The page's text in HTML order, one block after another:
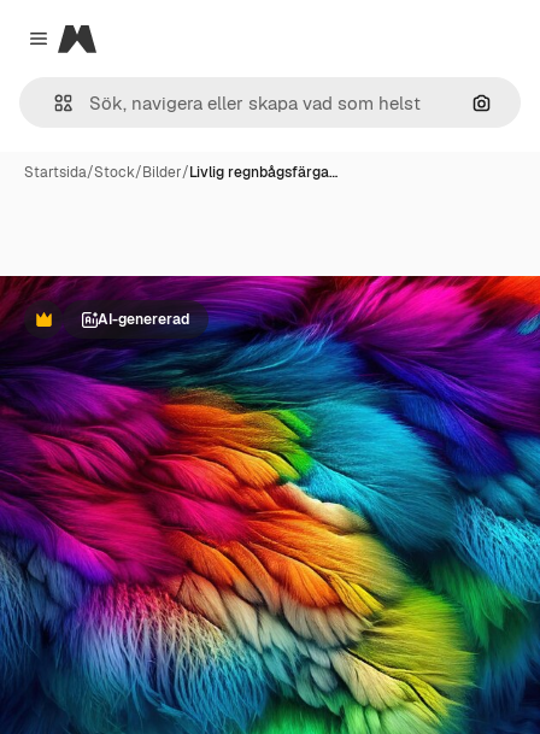
Close menu
Magnific
Sök
Startsida/Stock/Bilder/Livlig regnbågsfärga…
Premie AI-genererad